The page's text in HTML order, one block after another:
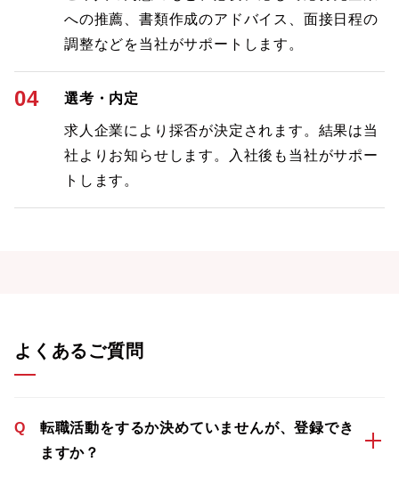
への推薦、書類作成のアドバイス、面接日程の
調整などを当社がサポートします。
04 選考・内定
求人企業により採否が決定されます。結果は当
社よりお知らせします。入社後も当社がサポー
トします。
よくあるご質問
Q
転職活動をするか決めていませんが、登録でき
ますか？